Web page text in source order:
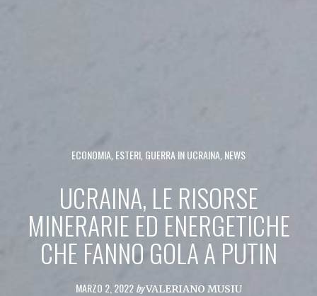
ECONOMIA,ESTERI,GUERRA IN UCRAINA,NEWS
UCRAINA, LE RISORSE
MINERARIE ED ENERGETICHE
CHE FANNO GOLA A PUTIN
MARZO 2, 2022 byVALERIANO MUSIU